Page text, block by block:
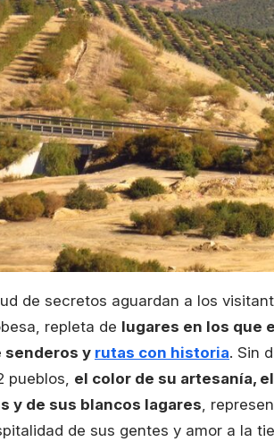
de secretos aguardan a los
repleta de lugares en los que
senderos y rutas con historia. Sin
pueblos, el color de su artesanía,
y de sus blancos lagares ,
de sus gentes y amor a la